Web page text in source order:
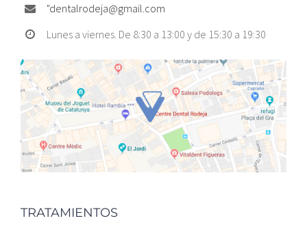
"dentalrodeja@gmail.com
Lunes a viernes. De 8:30 a 13:00 y de 15:30 a 19:30
TRATAMIENTOS